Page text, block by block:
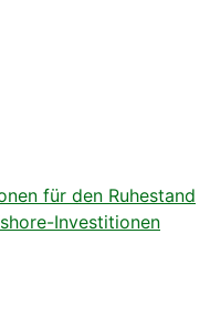
für den Ruhestand
Investitionen